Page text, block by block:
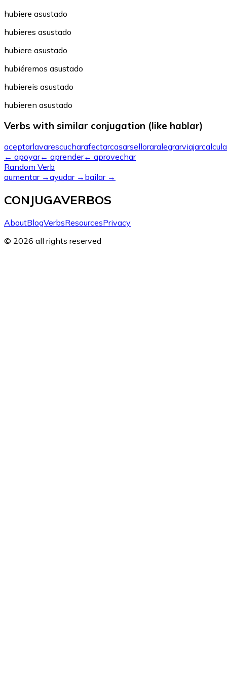
hubiere asustado
hubieres asustado
hubiere asustado
hubiéremos asustado
hubiereis asustado
hubieren asustado
Verbs with similar conjugation (like hablar)
aceptarlavarescucharafectarcasarselloraralegrarviajar
← apoyar← aprender← aprovechar
Random Verb
aumentar→ayudar→ bailar→
CONJUGAVERBOS
AboutBlogVerbsResourcesPrivacy
© 2026 all rights reserved